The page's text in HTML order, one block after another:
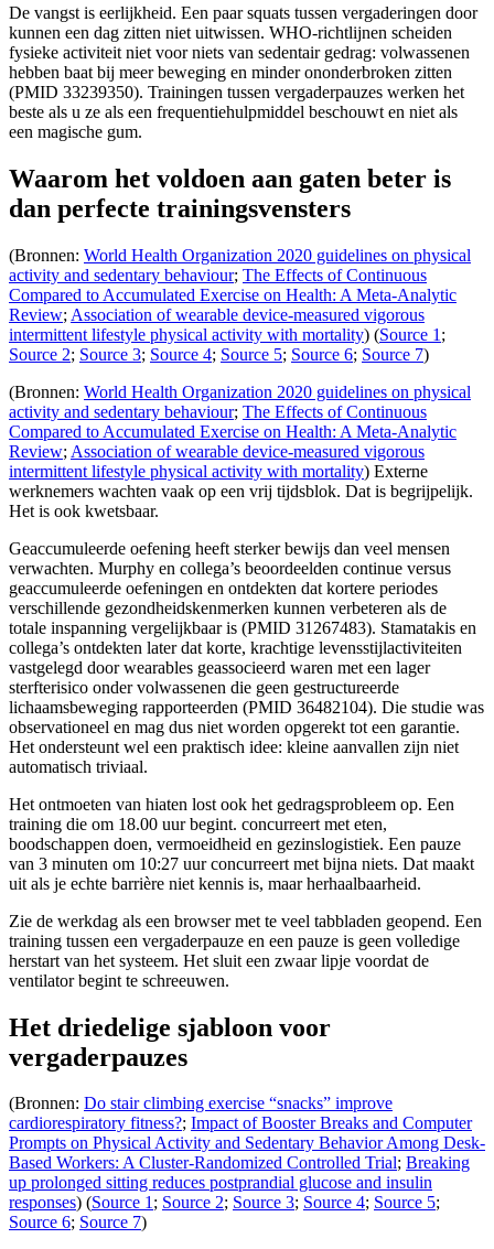
De vangst is eerlijkheid. Een paar squats tussen vergaderingen door
kunnen een dag zitten niet uitwissen. WHO-richtlijnen scheiden
fysieke activiteit niet voor niets van sedentair gedrag: volwassenen
hebben baat bij meer beweging en minder ononderbroken zitten
(PMID 33239350). Trainingen tussen vergaderpauzes werken het
beste als u ze als een frequentiehulpmiddel beschouwt en niet als
een magische gum.
Waarom het voldoen aan gaten beter is
dan perfecte trainingsvensters
(Bronnen: World Health Organization 2020 guidelines on physical
activity and sedentary behaviour; The Effects of Continuous
Compared to Accumulated Exercise on Health: A Meta-Analytic
Review; Association of wearable device-measured vigorous
intermittent lifestyle physical activity with mortality) (Source 1 ;
Source 2; Source 3; Source 4; Source 5; Source 6; Source 7)
(Bronnen: World Health Organization 2020 guidelines on physical
activity and sedentary behaviour; The Effects of Continuous
Compared to Accumulated Exercise on Health: A Meta-Analytic
Review; Association of wearable device-measured vigorous
intermittent lifestyle physical activity with mortality) Externe
werknemers wachten vaak op een vrij tijdsblok. Dat is begrijpelijk.
Het is ook kwetsbaar.
Geaccumuleerde oefening heeft sterker bewijs dan veel mensen
verwachten. Murphy en collega’s beoordeelden continue versus
geaccumuleerde oefeningen en ontdekten dat kortere periodes
verschillende gezondheidskenmerken kunnen verbeteren als de
totale inspanning vergelijkbaar is (PMID 31267483). Stamatakis en
collega’s ontdekten later dat korte, krachtige levensstijlactiviteiten
vastgelegd door wearables geassocieerd waren met een lager
sterfterisico onder volwassenen die geen gestructureerde
lichaamsbeweging rapporteerden (PMID 36482104). Die studie was
observationeel en mag dus niet worden opgerekt tot een garantie.
Het ondersteunt wel een praktisch idee: kleine aanvallen zijn niet
automatisch triviaal.
Het ontmoeten van hiaten lost ook het gedragsprobleem op. Een
training die om 18.00 uur begint. concurreert met eten,
boodschappen doen, vermoeidheid en gezinslogistiek. Een pauze
van 3 minuten om 10:27 uur concurreert met bijna niets. Dat maakt
uit als je echte barrière niet kennis is, maar herhaalbaarheid.
Zie de werkdag als een browser met te veel tabbladen geopend. Een
training tussen een vergaderpauze en een pauze is geen volledige
herstart van het systeem. Het sluit een zwaar lipje voordat de
ventilator begint te schreeuwen.
Het driedelige sjabloon voor
vergaderpauzes
(Bronnen: Do stair climbing exercise “snacks” improve
cardiorespiratory fitness?; Impact of Booster Breaks and Computer
Prompts on Physical Activity and Sedentary Behavior Among Desk-
Based Workers: A Cluster-Randomized Controlled Trial; Breaking
up prolonged sitting reduces postprandial glucose and insulin
responses) (Source 1; Source 2; Source 3; Source 4; Source 5;
Source 6; Source 7)